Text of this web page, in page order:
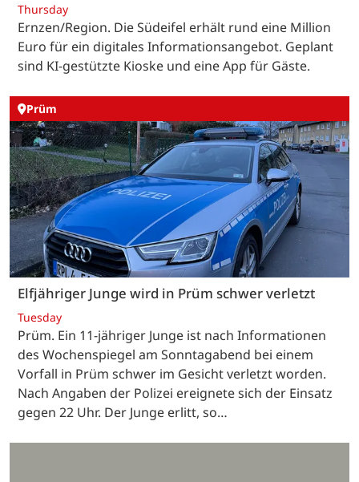
Thursday
Ernzen/Region. Die Südeifel erhält rund eine Million
Euro für ein digitales Informationsangebot. Geplant
sind KI-gestützte Kioske und eine App für Gäste.
Prüm
Elfjähriger Junge wird in Prüm schwer verletzt
Tuesday
Prüm. Ein 11-jähriger Junge ist nach Informationen
des Wochenspiegel am Sonntagabend bei einem
Vorfall in Prüm schwer im Gesicht verletzt worden.
Nach Angaben der Polizei ereignete sich der Einsatz
gegen 22 Uhr. Der Junge erlitt, so…